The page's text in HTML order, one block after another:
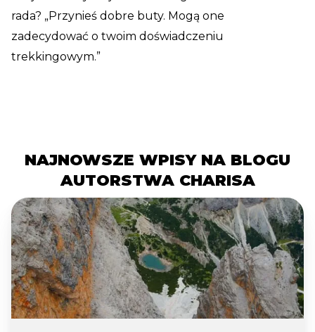
rada? „Przynieś dobre buty. Mogą one
zadecydować o twoim doświadczeniu
trekkingowym.”
NAJNOWSZE WPISY NA BLOGU
AUTORSTWA CHARISA